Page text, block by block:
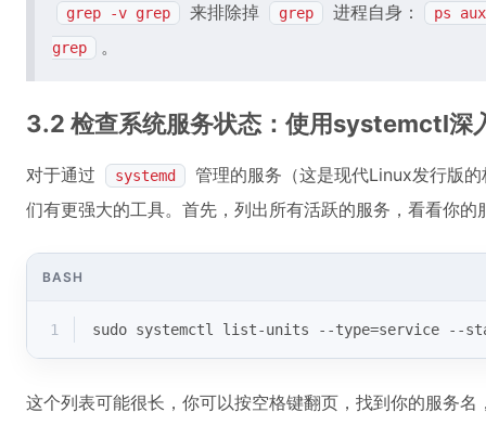
grep -v grep 来排除掉 grep 进程自身：
ps
grep
。
3.2 检查系统服务状态：使用systemctl深
对于通过 systemd
管理的服务（这是现代Linux发行版
们有更强大的工具。首先，列出所有活跃的服务，看看你的
BASH
1 sudo systemctl list-units --type=service --
这个列表可能很长，你可以按空格键翻页，找到你的服务